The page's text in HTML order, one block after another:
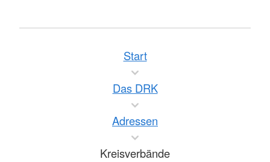
Start
Das DRK
Adressen
Kreisverbände